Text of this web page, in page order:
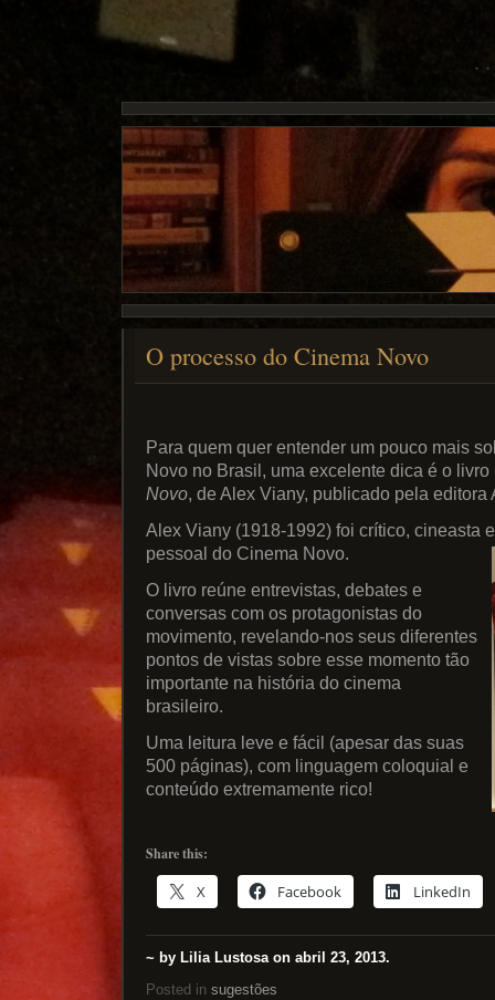
O processo do Cinema Novo
Para quem quer entender um pouco mais
Novo no Brasil, uma excelente dica é o livro
Novo, de Alex Viany, publicado pela editora
Alex Viany (1918-1992) foi crítico, cineasta
pessoal do Cinema Novo.
O livro reúne entrevistas, debates e
conversas com os protagonistas do
movimento, revelando-nos seus diferentes
pontos de vistas sobre esse momento tão
importante na história do cinema
brasileiro.
Uma leitura leve e fácil (apesar das suas
500 páginas), com linguagem coloquial e
conteúdo extremamente rico!
Share this:
X Facebook LinkedIn
~ by Lilia Lustosa on abril 23, 2013.
Posted in sugestões